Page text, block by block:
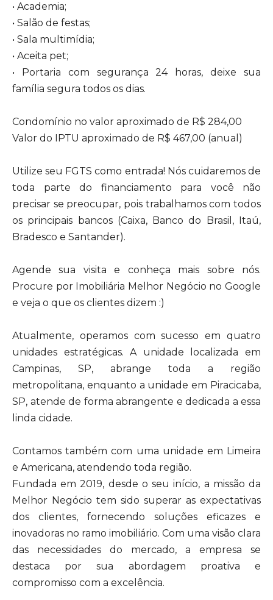
• Academia;
• Salão de festas;
• Sala multimídia;
• Aceita pet;
• Portaria com segurança 24 horas, deixe sua
família segura todos os dias.
Condomínio no valor aproximado de R$ 284,00
Valor do IPTU aproximado de R$ 467,00 (anual)
Utilize seu FGTS como entrada! Nós cuidaremos de
toda parte do financiamento para você não
precisar se preocupar, pois trabalhamos com todos
os principais bancos (Caixa, Banco do Brasil, Itaú,
Bradesco e Santander).
Agende sua visita e conheça mais sobre nós.
Procure por Imobiliária Melhor Negócio no Google
e veja o que os clientes dizem :)
Atualmente, operamos com sucesso em quatro
unidades estratégicas. A unidade localizada em
Campinas, SP, abrange toda a região
metropolitana, enquanto a unidade em Piracicaba,
SP, atende de forma abrangente e dedicada a essa
linda cidade.
Contamos também com uma unidade em Limeira
e Americana, atendendo toda região.
Fundada em 2019, desde o seu início, a missão da
Melhor Negócio tem sido superar as expectativas
dos clientes, fornecendo soluções eficazes e
inovadoras no ramo imobiliário. Com uma visão clara
das necessidades do mercado, a empresa se
destaca por sua abordagem proativa e
compromisso com a excelência.